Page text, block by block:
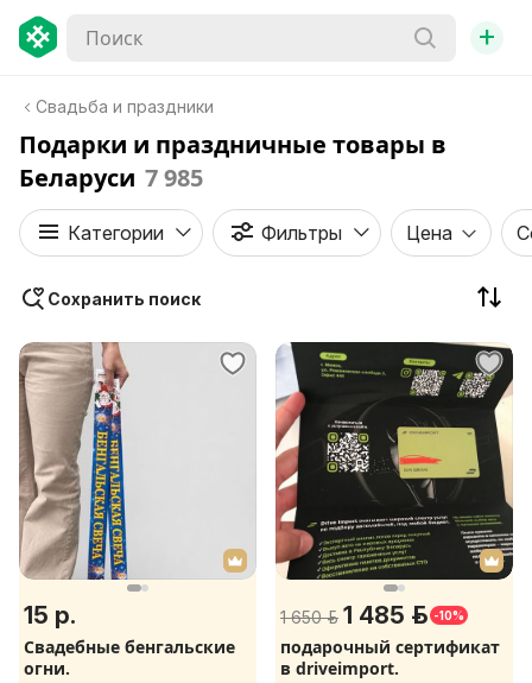
+
Свадьба и праздники
Подарки и праздничные товары в
Беларуси 7 985
Категории Фильтры Цена
Сохранить поиск
15 р.
Свадебные бенгальские
огни.
1 650 р. 1 485 р. -10%
подарочный сертификат
в driveimport.